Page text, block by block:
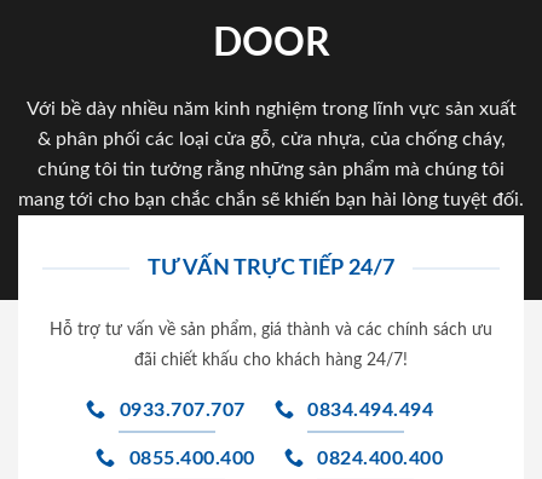
DOOR
Với bề dày nhiều năm kinh nghiệm trong lĩnh vực sản xuất
& phân phối các loại cửa gỗ, cửa nhựa, của chống cháy,
chúng tôi tin tưởng rằng những sản phẩm mà chúng tôi
mang tới cho bạn chắc chắn sẽ khiến bạn hài lòng tuyệt đối.
TƯ VẤN TRỰC TIẾP 24/7
Hỗ trợ tư vấn về sản phẩm, giá thành và các chính sách ưu
đãi chiết khấu cho khách hàng 24/7!
0933.707.707 0834.494.494
0855.400.400 0824.400.400